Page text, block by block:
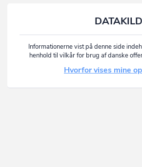
Informationerne vist på denne side
henhold til vilkår for brug af danske
Hvorfor vises mine